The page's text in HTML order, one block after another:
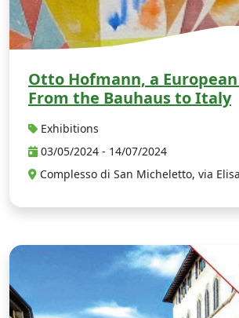
Otto Hofmann, a
From the Bauhaus to Italy
Exhibitions
03/05/2024 - 14/07/2024
Complesso di San Micheletto, via Elisa